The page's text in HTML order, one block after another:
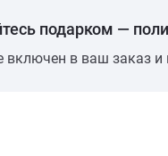
подарком —
включен в ваш заказ и